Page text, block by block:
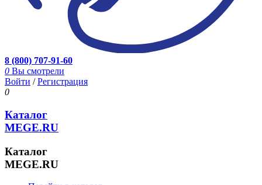
8 (800) 707-91-60
0 Вы смотрели
Войти /Регистрация
0
Каталог
MEGE.RU
Каталог
MEGE.RU